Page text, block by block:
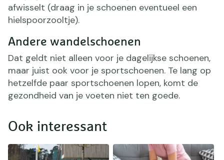
afwisselt (draag in je schoenen eventueel een
hielspoorzooltje).
Andere wandelschoenen
Dat geldt niet alleen voor je dagelijkse schoenen,
maar juist ook voor je sportschoenen. Te lang op
hetzelfde paar sportschoenen lopen, komt de
gezondheid van je voeten niet ten goede.
Ook interessant